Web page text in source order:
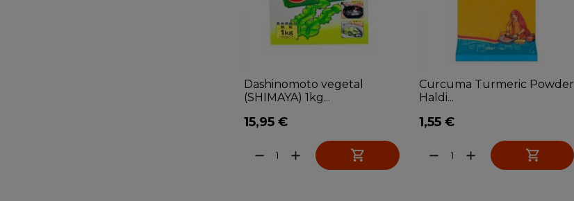
Dashinomoto vegetal
(SHIMAYA) 1kg...
15,95 €
remove add 
Curcuma Turmeric Powder
Haldi...
1,55 €
remove add 